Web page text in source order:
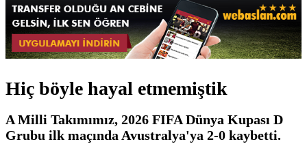
Hiç böyle hayal etmemiştik
A Milli Takımımız, 2026 FIFA Dünya Kupası D
Grubu ilk maçında Avustralya'ya 2-0 kaybetti.